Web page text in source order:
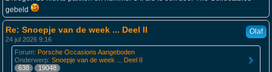
gebeld
Olaf
Re: Snoepje van de week ... Deel II
24 jul 2026 9:16
Forum: Porsche Occasions Aangeboden
Onderwerp: Snoepje van de week ... Deel II
638
19048